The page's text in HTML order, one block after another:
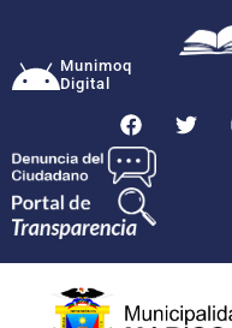
Munimoq
Digital